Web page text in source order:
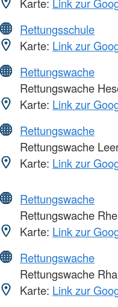
Rettungsschule
Karte: Link zur
Rettungswache
Rettungswache
Karte: Link zur
Rettungswache
Rettungswache
Karte: Link zur
Rettungswache
Rettungswache
Karte: Link zur
Rettungswache
Rettungswache
Karte: Link zur